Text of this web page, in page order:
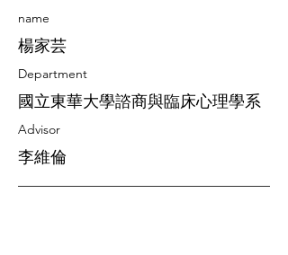
​name
楊家芸
Department
國立東華大學諮商與臨床心理學系
Advisor
李維倫